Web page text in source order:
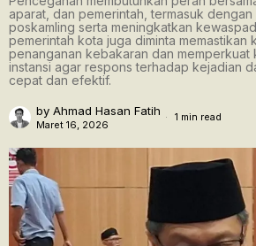
aparat, dan pemerintah, termasuk
poskamling serta meningkatkan
pemerintah kota juga diminta memastikan
penanganan kebakaran dan memperkuat
instansi agar respons terhadap kejadian
cepat dan efektif.
by Ahmad Hasan Fatih
Maret 16, 2026
1 min read